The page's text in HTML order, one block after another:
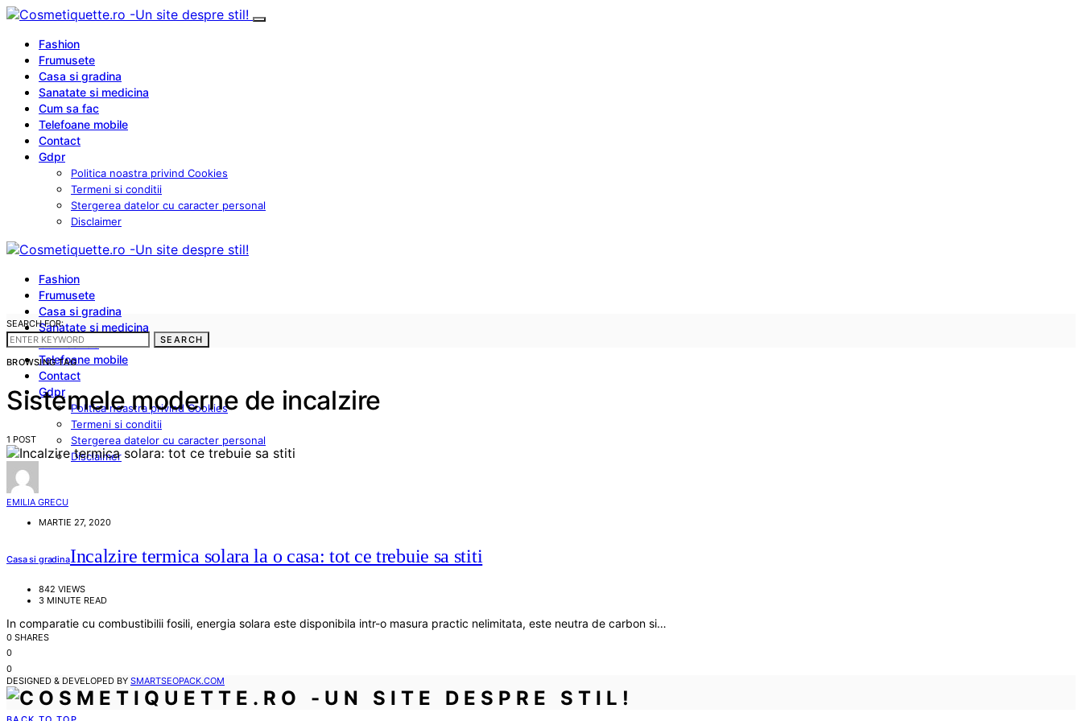
Fashion
Frumusete
Casa si gradina
Sanatate si medicina
Cum sa fac
Telefoane mobile
Contact
Gdpr
Politica noastra privind Cookies
Termeni si conditii
Stergerea datelor cu caracter personal
Disclaimer
Fashion
Frumusete
Casa si gradina
Sanatate si medicina
Cum sa fac
Telefoane mobile
Contact
Gdpr
Politica noastra privind Cookies
Termeni si conditii
Stergerea datelor cu caracter personal
Disclaimer
SEARCH FOR:
SEARCH
BROWSING TAG
Sistemele moderne de incalzire
1 POST
EMILIA GRECU
MARTIE 27, 2020
Casa si gradinaIncalzire termica solara la o casa: tot ce trebuie sa stiti
842 VIEWS
3 MINUTE READ
In comparatie cu combustibilii fosili, energia solara este disponibila intr-o masura practic nelimitata, este neutra de carbon si…
0 SHARES
0
0
DESIGNED & DEVELOPED BY SMARTSEOPACK.COM